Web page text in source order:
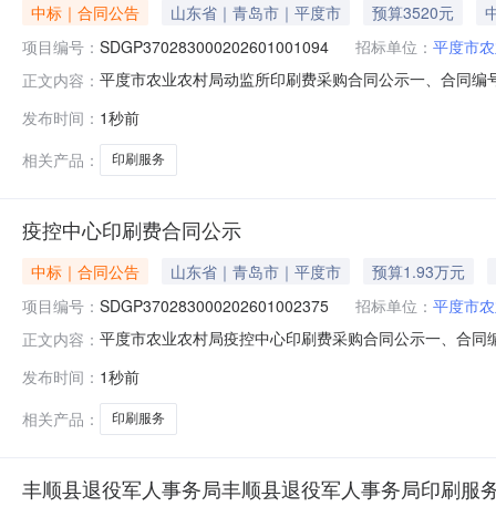
中标｜合同公告 山东省｜青岛市｜平度市 预算3520元
项目编号： SDGP370283000202601001094 招标单位： 平度市
正文内容： 平度市农业农村局动监所印刷费采购合同公示一、合同
山东省青岛市平度市李园街道天津路997号联系方式：
发布时间： 1秒前
相关产品：
印刷服务
疫控中心印刷费合同公示
中标｜合同公告 山东省｜青岛市｜平度市
预算1.93万元
项目编号： SDGP370283000202601002375 招标单位： 平度市
正文内容： 平度市农业农村局疫控中心印刷费采购合同公示一、合
方）：平度市辰飞印刷厂地址：山东省青岛市平度市东
要标的
发布时间： 1秒前
相关产品：
印刷服务
丰顺县退役军人事务局丰顺县退役军人事务局印刷服